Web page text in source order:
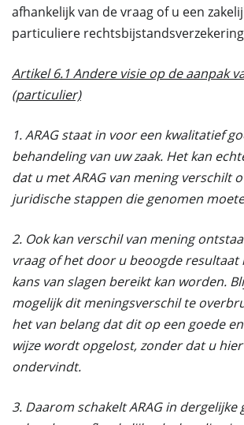
afhankelijk van de vraag of u een
particuliere
Artikel 6.1 Andere visie op de aanpak
(particulier)
1. ARAG staat in voor een kwalitatief
behandeling van uw zaak. Het kan
dat u met ARAG van mening verschilt
juridische stappen die genomen
2. Ook kan verschil van mening
vraag of het door u beoogde resultaat
kans van slagen bereikt kan worden.
mogelijk dit meningsverschil te
het van belang dat dit op een goede
wijze wordt opgelost, zonder dat u
ondervindt.
3. Daarom schakelt ARAG in dergelijke